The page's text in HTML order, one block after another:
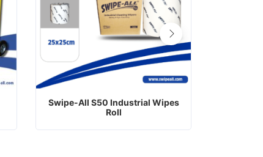
Swipe-All S50 Industrial Wipes
Roll